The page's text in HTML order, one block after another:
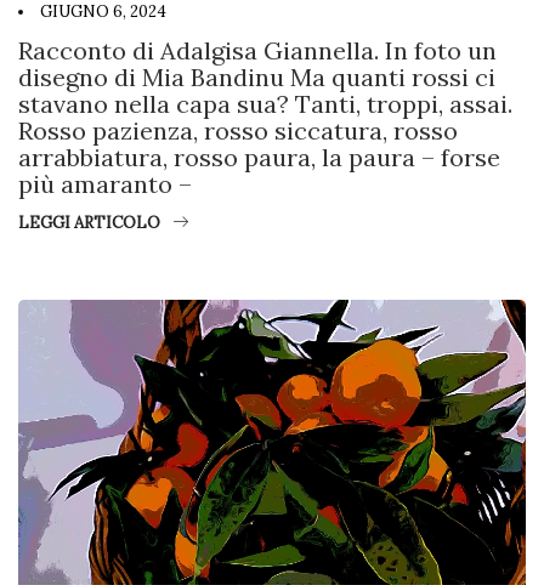
GIUGNO 6, 2024
Racconto di Adalgisa Giannella. In foto un
disegno di Mia Bandinu Ma quanti rossi ci
stavano nella capa sua? Tanti, troppi, assai.
Rosso pazienza, rosso siccatura, rosso
arrabbiatura, rosso paura, la paura – forse
più amaranto –
LEGGI ARTICOLO